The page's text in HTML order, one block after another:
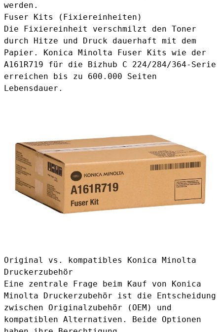
werden.
Fuser Kits (Fixiereinheiten)
Die Fixiereinheit verschmilzt den Toner
durch Hitze und Druck dauerhaft mit dem
Papier. Konica Minolta Fuser Kits wie der
A161R719 für die Bizhub C 224/284/364-Serie
erreichen bis zu 600.000 Seiten
Lebensdauer.
Original vs. kompatibles Konica Minolta
Druckerzubehör
Eine zentrale Frage beim Kauf von Konica
Minolta Druckerzubehör ist die Entscheidung
zwischen Originalzubehör (OEM) und
kompatiblen Alternativen. Beide Optionen